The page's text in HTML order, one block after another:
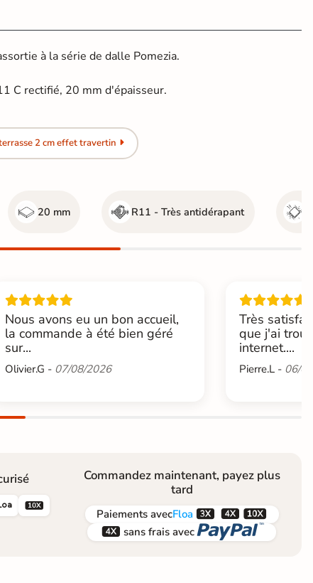
à la série de dalle Pomezia.
C rectifié, 20 mm d'épaisseur.
2 cm effet travertin
20 mm R11 - Très antidérapant
Nous avons eu un bon accueil,
la commande à été bien géré
sur...
Olivier.G - 07/08/2026
Très
que j'ai
internet....
Pierre.L - 06/

Commandez maintenant, payez plus
tard
PaiementsavecFloa  
 sans frais avec 